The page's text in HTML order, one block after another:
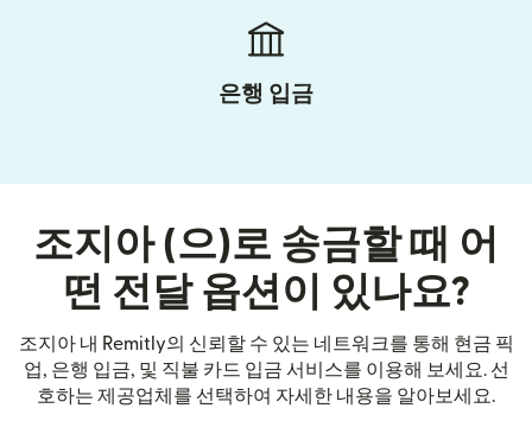
은행 입금
조지아 (으)로 송금할 때 어
떤 전달 옵션이 있나요?
조지아 내 Remitly의 신뢰할 수 있는 네트워크를 통해 현금 픽
업, 은행 입금, 및 직불 카드 입금 서비스를 이용해 보세요. 선
호하는 제공업체를 선택하여 자세한 내용을 알아보세요.